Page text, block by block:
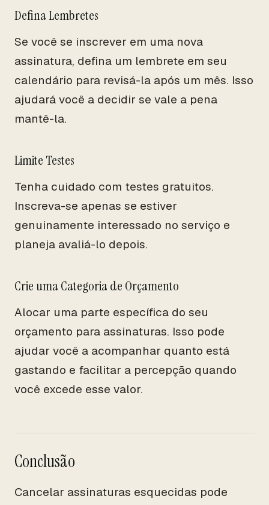
Defina Lembretes
Se você se inscrever em uma nova
assinatura, defina um lembrete em seu
calendário para revisá-la após um mês. Isso
ajudará você a decidir se vale a pena
mantê-la.
Limite Testes
Tenha cuidado com testes gratuitos.
Inscreva-se apenas se estiver
genuinamente interessado no serviço e
planeja avaliá-lo depois.
Crie uma Categoria de Orçamento
Alocar uma parte específica do seu
orçamento para assinaturas. Isso pode
ajudar você a acompanhar quanto está
gastando e facilitar a percepção quando
você excede esse valor.
Conclusão
Cancelar assinaturas esquecidas pode